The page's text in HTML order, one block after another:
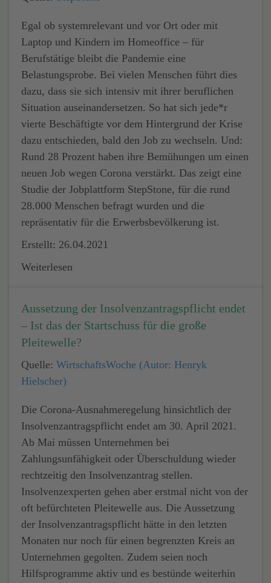
Egal ob systemrelevant und vor Ort oder mit
Laptop und Kindern im Homeoffice – für
Berufstätige bleibt die Pandemie eine
Belastungsprobe. Bei vielen Menschen führt dies
dazu, dass sie sich intensiv mit ihrer beruflichen
Situation auseinandersetzen. So hat sich jede*r
vierte Beschäftigte vor dem Hintergrund der Krise
dazu entschieden, bald den Job zu wechseln. Und:
Rund 28 Prozent haben ihre Bemühungen um einen
neuen Job wegen Corona verstärkt. Das zeigt eine
Studie der Jobplattform StepStone, für die rund
28.000 Menschen befragt wurden und die
repräsentativ für die Erwerbsbevölkerung ist.
Erstellt: 26.04.2021
Weiterlesen
Aussetzung der Insolvenzantragspflicht endet
– Ist das der Startschuss für die große
Pleitewelle?
Quelle: WirtschaftsWoche (Autor: Henryk
Hielscher)
Die Corona-Ausnahmeregelung hinsichtlich der
Insolvenzantragspflicht endet am 30. April 2021.
Ab Mai müssen Unternehmen bei
Zahlungsunfähigkeit oder Überschuldung wieder
rechtzeitig den Insolvenzantrag stellen.
Insolvenzexperten gehen aber erstmal nicht von der
oft befürchteten Pleitewelle aus. Die Aussetzung
der Insolvenzantragspflicht hätte in den letzten
Monaten nur noch für einen begrenzten Kreis an
Unternehmen gegolten. Zudem seien noch
Hilfsprogramme aktiv und es bestünde weiterhin